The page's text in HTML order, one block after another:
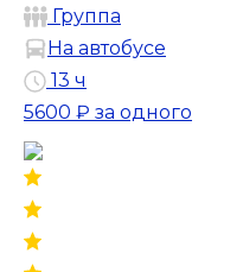
Группа
На автобусе
13 ч
5600 ₽ за одного